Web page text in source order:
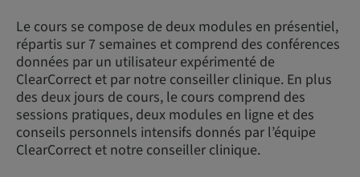
Le cours se compose de deux modules en présentiel,
répartis sur 7 semaines et comprend des conférences
données par un utilisateur expérimenté de
ClearCorrect et par notre conseiller clinique. En plus
des deux jours de cours, le cours comprend des
sessions pratiques, deux modules en ligne et des
conseils personnels intensifs donnés par l’équipe
ClearCorrect et notre conseiller clinique.